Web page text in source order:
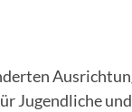
Jugendliche